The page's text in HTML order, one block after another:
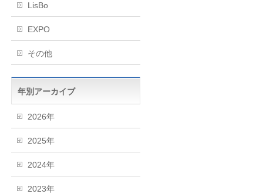
LisBo
EXPO
その他
年別アーカイブ
2026年
2025年
2024年
2023年